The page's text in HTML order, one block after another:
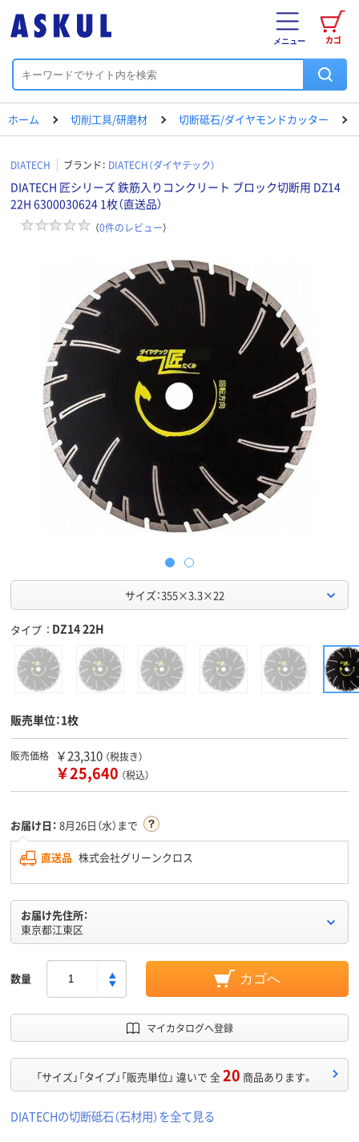
カゴ
メニュー
ホーム 切削工具/研磨材 切断砥石/ダイヤモンドカッター
DIATECH ブランド： DIATECH（ダイヤテック）
DIATECH 匠シリーズ 鉄筋入りコンクリート ブロック切断用 DZ14
22H 6300030624 1枚（直送品）
（0件のレビュー）
サイズ：355×3.3×22
タイプ DZ14 22H
販売単位：1枚
販売価格 ￥23,310 （税抜き）
￥25,640 （税込）
お届け日： 8月26日（水）まで
直送品 株式会社グリーンクロス
お届け先住所：
東京都江東区
数量 カゴへ
マイカタログへ登録
「サイズ」「タイプ」「販売単位」 違いで 全20 商品あります。
DIATECHの切断砥石（石材用）を全て見る